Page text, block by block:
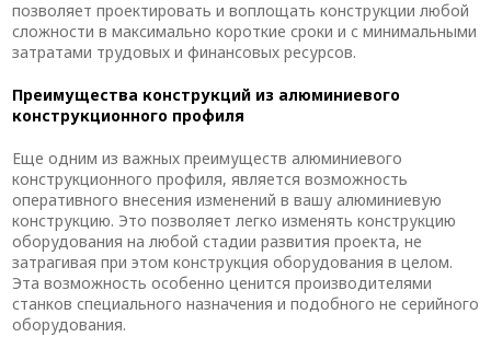
позволяет проектировать и воплощать конструкции любой
сложности в максимально короткие сроки и с минимальными
затратами трудовых и финансовых ресурсов.
Преимущества конструкций из алюминиевого
конструкционного профиля
Еще одним из важных преимуществ алюминиевого
конструкционного профиля, является возможность
оперативного внесения изменений в вашу алюминиевую
конструкцию. Это позволяет легко изменять конструкцию
оборудования на любой стадии развития проекта, не
затрагивая при этом конструкция оборудования в целом.
Эта возможность особенно ценится производителями
станков специального назначения и подобного не серийного
оборудования.